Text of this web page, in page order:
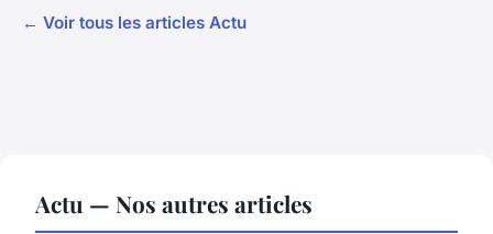
← Voir tous les articles Actu
Actu — Nos autres articles